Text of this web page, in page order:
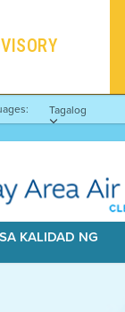
Tagalog
KALIDAD NG